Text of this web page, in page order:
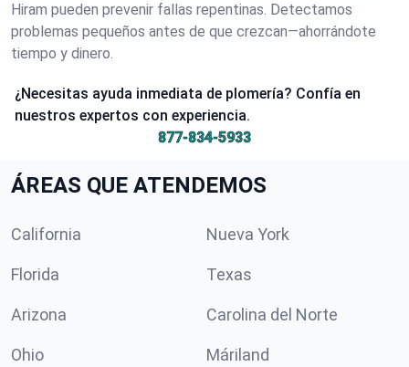
Hiram pueden prevenir fallas repentinas. Detectamos
problemas pequeños antes de que crezcan—ahorrándote
tiempo y dinero.
¿Necesitas ayuda inmediata de plomería? Confía en
nuestros expertos con experiencia.
877-834-5933
ÁREAS QUE ATENDEMOS
California Nueva York
Florida Texas
Arizona Carolina del Norte
Ohio Máriland